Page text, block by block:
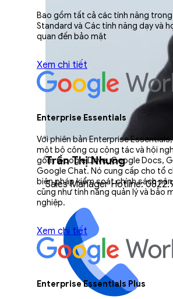
Trần Thị Nhung
Sales Manager Hotline:
Bao gồm tất cả các tính năng
Standard và Các tính năng dạy và
quan đến bảo mật
Xem chi tiết
Enterprise Essentials
Với phiên bản Enterprise
một bộ công cụ cộng tác và hội
gồm Google Drive, Google Docs,
Google Chat. Nó cung cấp cho tổ
biện pháp kiểm soát chính sách
cũng như tính năng quản lý và bảo
nghiệp.
Xem chi tiết
Enterprise Essentials Plus